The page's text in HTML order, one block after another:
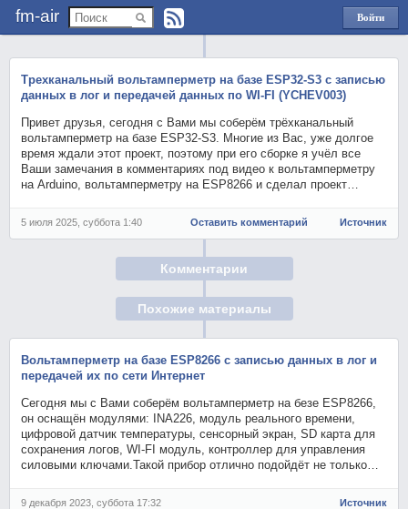
fm-air
Войти
через
Трехканальный вольтамперметр на базе ESP32-S3 с записью
данных в лог и передачей данных по WI-FI (YCHEV003)
Привет друзья, сегодня с Вами мы соберём трёхканальный
вольтамперметр на базе ESP32-S3. Многие из Вас, уже долгое
время ждали этот проект, поэтому при его сборке я учёл все
Ваши замечания в комментариях под видео к вольтамперметру
на Arduino, вольтамперметру на ESP8266 и сделал проект…
5 июля 2025, суббота 1:40 Оставить комментарий Источник
Комментарии
Похожие материалы
Вольтамперметр на базе ESP8266 с записью данных в лог и
передачей их по сети Интернет
Сегодня мы с Вами соберём вольтамперметр на безе ESP8266,
он оснащён модулями: INA226, модуль реального времени,
цифровой датчик температуры, сенсорный экран, SD карта для
сохранения логов, WI-FI модуль, контроллер для управления
силовыми ключами.Такой прибор отлично подойдёт не только…
9 декабря 2023, суббота 17:32 Источник